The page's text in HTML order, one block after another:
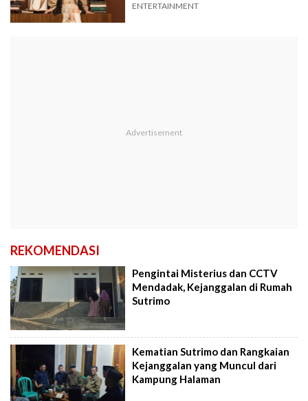
ENTERTAINMENT
REKOMENDASI
Pengintai Misterius dan CCTV
Mendadak, Kejanggalan di Rumah
Sutrimo
Kematian Sutrimo dan Rangkaian
Kejanggalan yang Muncul dari
Kampung Halaman